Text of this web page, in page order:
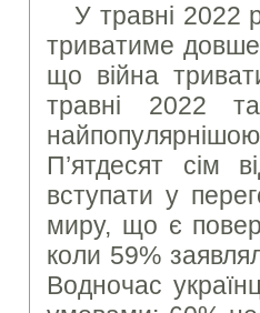
У травні 2022
триватиме
що війна
травні 2022
П’ятдесят сім
вступати у
миру, що є
коли 59%
Водночас